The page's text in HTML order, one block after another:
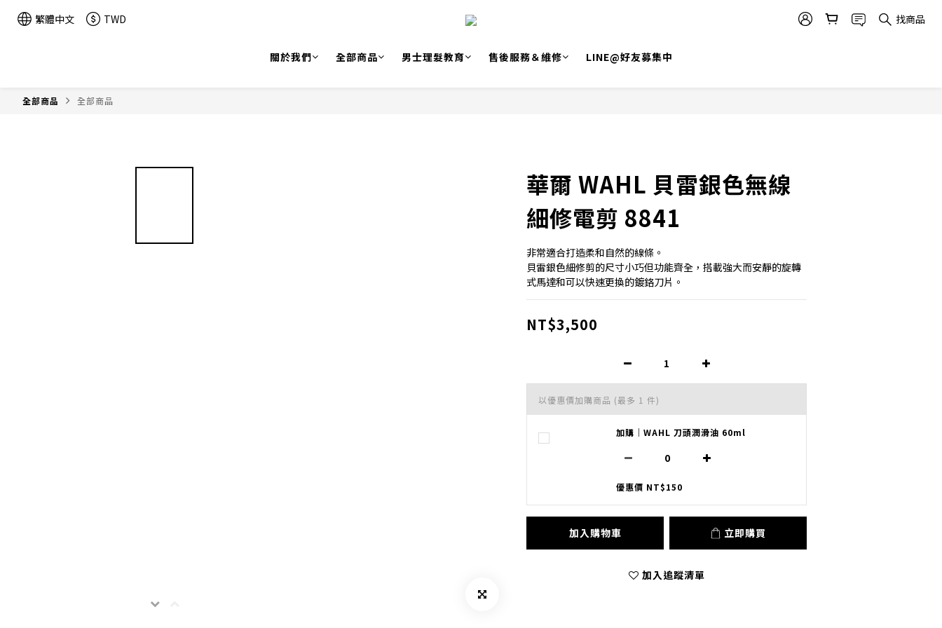
繁體中文 TWD 找商品
關於我們 全部商品 男士理髮教育 售後服務＆維修 LINE@好友募集中
全部商品 全部商品
華爾 WAHL 貝雷銀色無線
細修電剪 8841
非常適合打造柔和自然的線條。
貝雷銀色細修剪的尺寸小巧但功能齊全，搭載強大而安靜的旋轉
式馬達和可以快速更換的鍍鉻刀片。
NT$3,500
以優惠價加購商品 (最多 1 件)
加購｜WAHL 刀頭潤滑油 60ml
優惠價 NT$150
加入購物車 立即購買
加入追蹤清單
立即購買